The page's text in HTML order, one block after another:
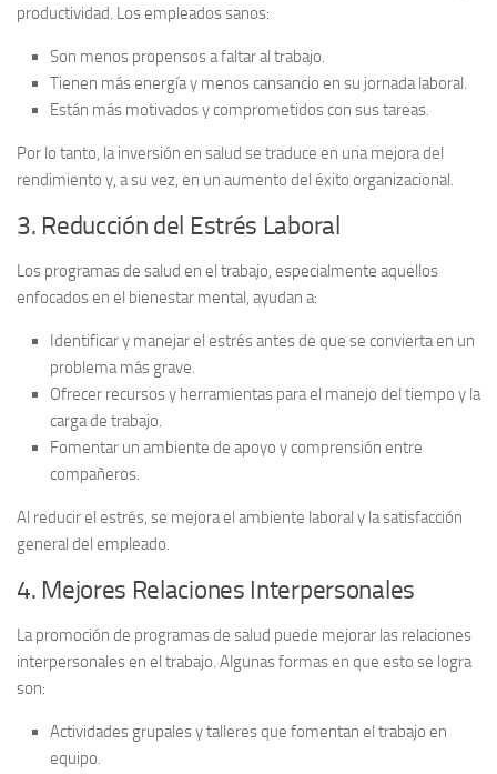
productividad. Los empleados sanos:
Son menos propensos a faltar al trabajo.
Tienen más energía y menos cansancio en su jornada laboral.
Están más motivados y comprometidos con sus tareas.
Por lo tanto, la inversión en salud se traduce en una mejora del
rendimiento y, a su vez, en un aumento del éxito organizacional.
3. Reducción del Estrés Laboral
Los programas de salud en el trabajo, especialmente aquellos
enfocados en el bienestar mental, ayudan a:
Identificar y manejar el estrés antes de que se convierta en un
problema más grave.
Ofrecer recursos y herramientas para el manejo del tiempo y la
carga de trabajo.
Fomentar un ambiente de apoyo y comprensión entre
compañeros.
Al reducir el estrés, se mejora el ambiente laboral y la satisfacción
general del empleado.
4. Mejores Relaciones Interpersonales
La promoción de programas de salud puede mejorar las relaciones
interpersonales en el trabajo. Algunas formas en que esto se logra
son:
Actividades grupales y talleres que fomentan el trabajo en
equipo.